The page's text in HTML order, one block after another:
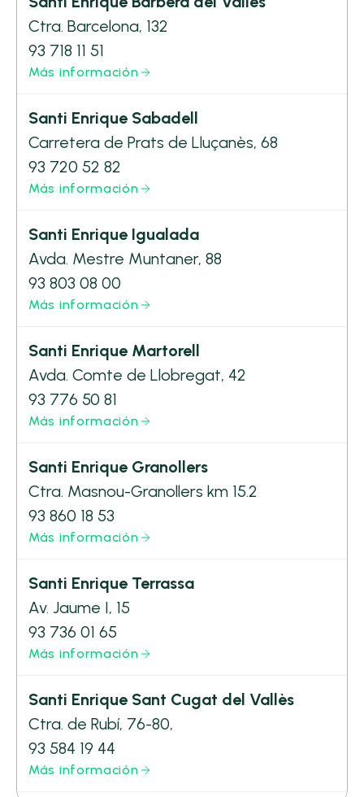
Ctra. Barcelona, 132
93 718 11 51
Más información
Santi Enrique Sabadell
Carretera de Prats de Lluçanès, 68
93 720 52 82
Más información
Santi Enrique Igualada
Avda. Mestre Muntaner, 88
93 803 08 00
Más información
Santi Enrique Martorell
Avda. Comte de Llobregat, 42
93 776 50 81
Más información
Santi Enrique Granollers
Ctra. Masnou-Granollers km 15.2
93 860 18 53
Más información
Santi Enrique Terrassa
Av. Jaume I, 15
93 736 01 65
Más información
Santi Enrique Sant Cugat del Vallès
Ctra. de Rubí, 76-80,
93 584 19 44
Más información